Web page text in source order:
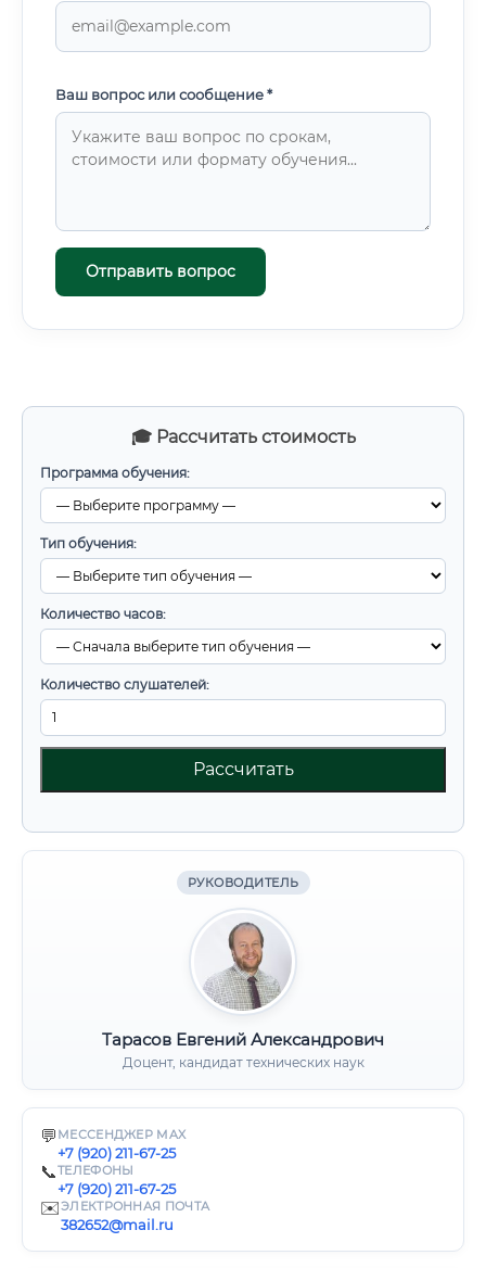
🎓 Рассчитать стоимость
Программа обучения:
Тип обучения:
Количество часов:
Количество слушателей:
Рассчитать
РУКОВОДИТЕЛЬ
Тарасов Евгений Александрович
Доцент, кандидат технических наук
💬 МЕССЕНДЖЕР MAX
+7 (920) 211-67-25
📞ТЕЛЕФОНЫ
+7 (920) 211-67-25
✉️ЭЛЕКТРОННАЯ ПОЧТА
382652@mail.ru
Ваш вопрос или сообщение *
Отправить вопрос